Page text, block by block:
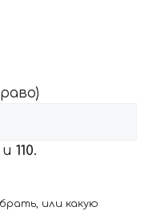
и 110.
или какую